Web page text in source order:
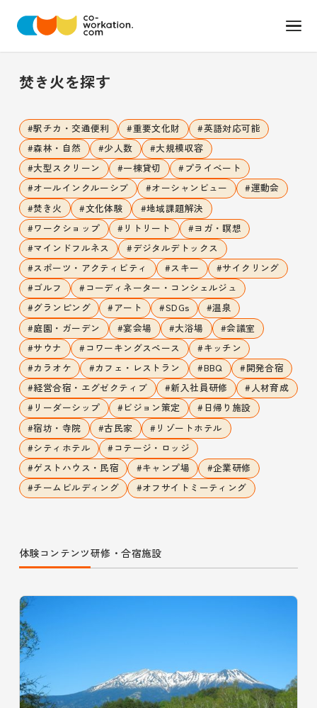
焚き火を探す
#駅チカ・交通便利 #重要文化財 #英語対応可能
#森林・自然 #少人数 #大規模収容
#大型スクリーン #一棟貸切 # プライベート
#オールインクルーシブ #オーシャンビュー #運動会
#焚き火 #文化体験 #地域課題解決
#ワークショップ # リトリート #ヨガ・瞑想
#マインドフルネス #デジタルデトックス
#スポーツ・アクティビティ #スキー #サイクリング
#ゴルフ # コーディネーター・コンシェルジュ
#グランピング #アート #SDGs #温泉
#庭園・ガーデン #宴会場 #大浴場 #会議室
#サウナ # コワーキングスペース #キッチン
#カラオケ #カフェ・レストラン #BBQ #開発合宿
#経営合宿・エグゼクティブ #新入社員研修 #人材育成
# リーダーシップ # ビジョン策定 # 日帰り施設
#宿坊・寺院 #古民家 # リゾートホテル
#シティホテル # コテージ・ロッジ
#ゲストハウス・民宿 #キャンプ場 #企業研修
#チームビルディング #オフサイトミーティング
体験コンテンツ研修・合宿施設